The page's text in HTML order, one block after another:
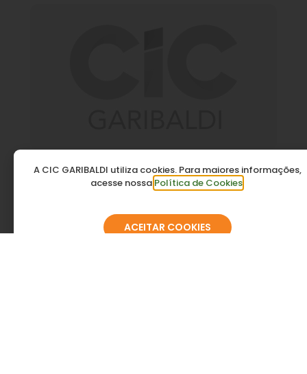
Agrochamp
A CIC GARIBALDI utiliza cookies. Para maiores informações,
acesse nossa Política de Cookies.
ACEITAR COOKIES